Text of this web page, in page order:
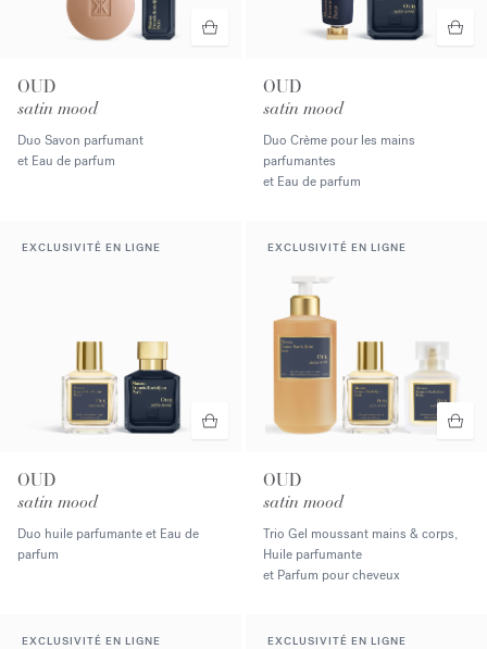
OUD
satin mood
Duo Savon parfumant
et Eau de parfum
OUD
satin mood
Duo Crème pour les mains
parfumantes
et Eau de parfum
EXCLUSIVITÉ EN LIGNE
OUD
satin mood
Duo huile parfumante et Eau de
parfum
EXCLUSIVITÉ EN LIGNE
OUD
satin mood
Trio Gel moussant mains & corps,
Huile parfumante
et Parfum pour cheveux
EXCLUSIVITÉ EN LIGNE EXCLUSIVITÉ EN LIGNE